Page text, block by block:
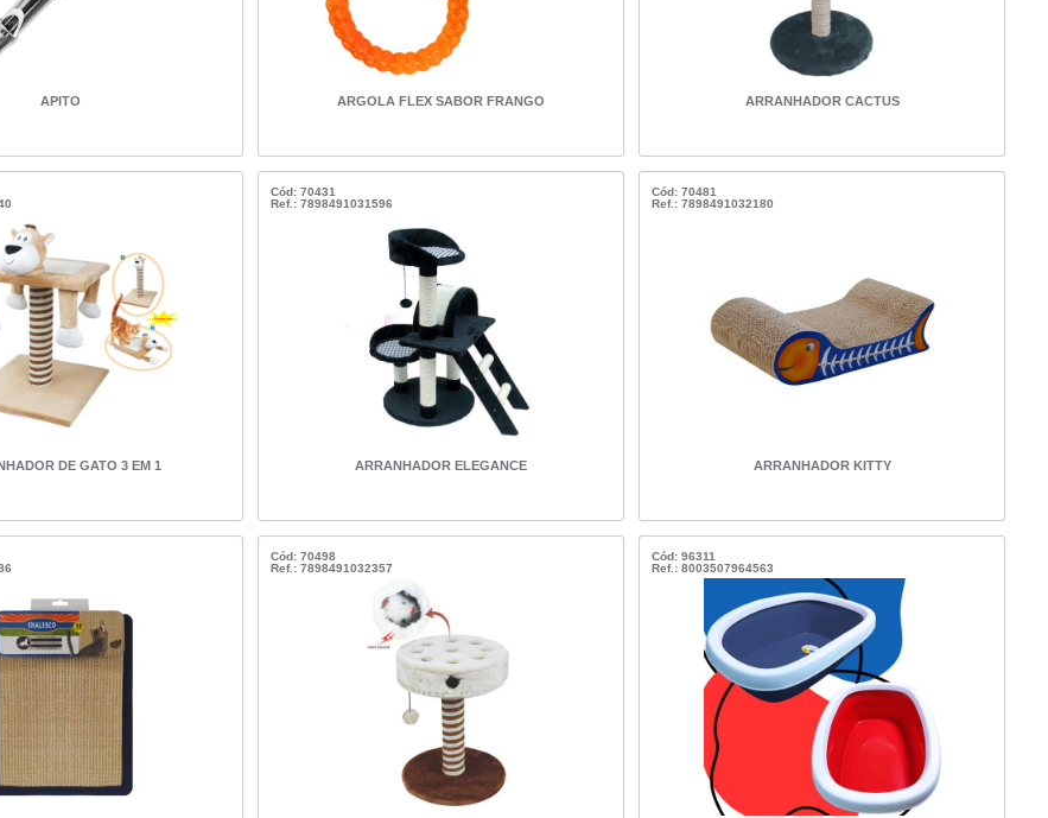
APITO ARGOLA FLEX SABOR FRANGO ARRANHADOR CACTUS
DE GATO 3 EM 1
Cód: 70431
Ref.: 7898491031596
ARRANHADOR ELEGANCE
Cód: 70481
Ref.: 7898491032180
ARRANHADOR KITTY
Cód: 70498
Ref.: 7898491032357
Cód: 96311
Ref.: 8003507964563